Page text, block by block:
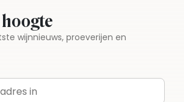
wijnnieuws, proeverijen en